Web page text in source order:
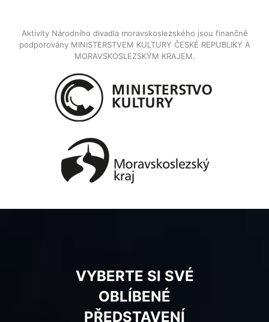
Aktivity Národního divadla moravskoslezského jsou finančně
podporovány MINISTERSTVEM KULTURY ČESKÉ REPUBLIKY A
MORAVSKOSLEZSKÝM KRAJEM.
VYBERTE SI SVÉ
OBLÍBENÉ
PŘEDSTAVENÍ